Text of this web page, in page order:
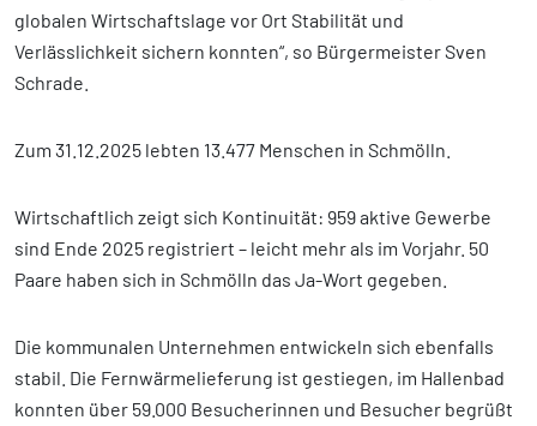
globalen Wirtschaftslage vor Ort Stabilität und
Verlässlichkeit sichern konnten“, so Bürgermeister Sven
Schrade.
Zum 31.12.2025 lebten 13.477 Menschen in Schmölln.
Wirtschaftlich zeigt sich Kontinuität: 959 aktive Gewerbe
sind Ende 2025 registriert – leicht mehr als im Vorjahr. 50
Paare haben sich in Schmölln das Ja-Wort gegeben.
Die kommunalen Unternehmen entwickeln sich ebenfalls
stabil. Die Fernwärmelieferung ist gestiegen, im Hallenbad
konnten über 59.000 Besucherinnen und Besucher begrüßt